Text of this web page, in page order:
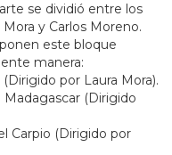
se dividió entre los
y Carlos Moreno.
este bloque
manera:
por Laura Mora).
Madagascar (Dirigido
Carpio (Dirigido por